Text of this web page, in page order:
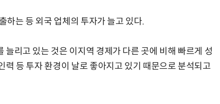
하는 등 외국 업체의 투자가 늘고 있다.
리고 있는 것은 이지역 경제가 다른 곳에 비해 빠르게 성
등 투자 환경이 날로 좋아지고 있기 때문으로 분석되고